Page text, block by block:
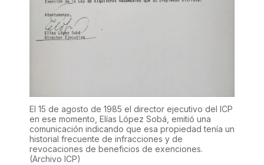
El 15 de agosto de 1985 el director ejecutivo del ICP
en ese momento, Elías López Sobá, emitió una
comunicación indicando que esa propiedad tenía un
historial frecuente de infracciones y de
revocaciones de beneficios de exenciones.
(Archivo ICP)